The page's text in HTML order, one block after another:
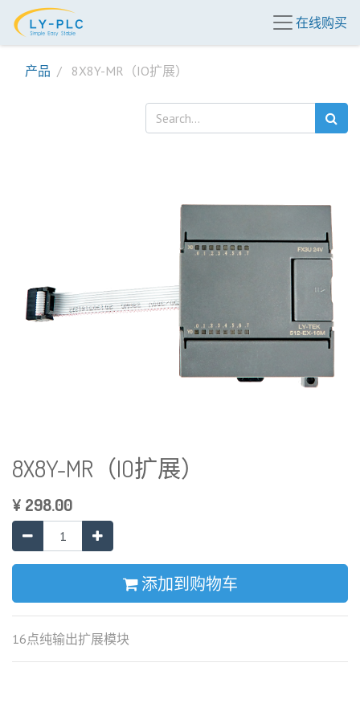
在线购买
产品 8X8Y-MR（IO扩展）
8X8Y-MR（IO扩展）
¥ 298.00
添加到购物车
16点纯输出扩展模块